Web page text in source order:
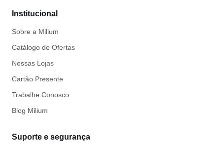
Institucional
Sobre a Milium
Catálogo de Ofertas
Nossas Lojas
Cartão Presente
Trabalhe Conosco
Blog Milium
Suporte e segurança